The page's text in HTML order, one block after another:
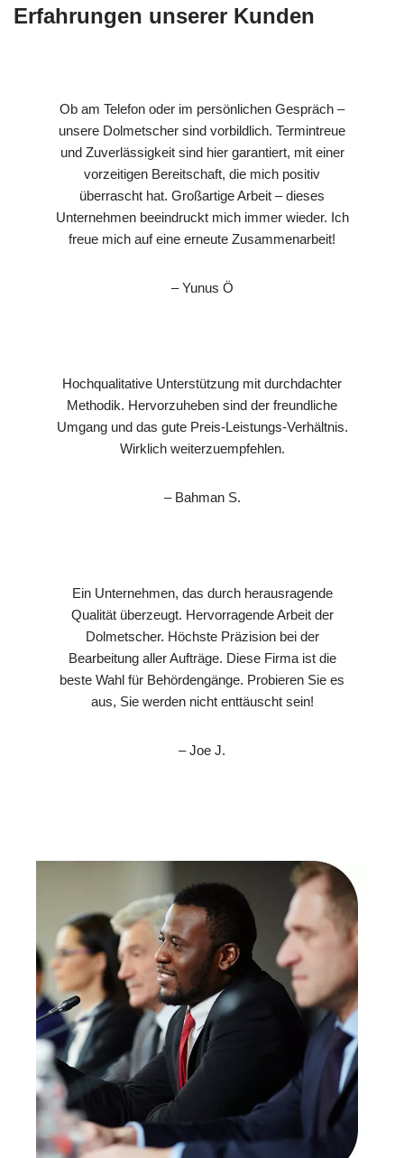
Erfahrungen unserer Kunden
Ob am Telefon oder im persönlichen Gespräch –
unsere Dolmetscher sind vorbildlich. Termintreue
und Zuverlässigkeit sind hier garantiert, mit einer
vorzeitigen Bereitschaft, die mich positiv
überrascht hat. Großartige Arbeit – dieses
Unternehmen beeindruckt mich immer wieder. Ich
freue mich auf eine erneute Zusammenarbeit!
– Yunus Ö
Hochqualitative Unterstützung mit durchdachter
Methodik. Hervorzuheben sind der freundliche
Umgang und das gute Preis-Leistungs-Verhältnis.
Wirklich weiterzuempfehlen.
– Bahman S.
Ein Unternehmen, das durch herausragende
Qualität überzeugt. Hervorragende Arbeit der
Dolmetscher. Höchste Präzision bei der
Bearbeitung aller Aufträge. Diese Firma ist die
beste Wahl für Behördengänge. Probieren Sie es
aus, Sie werden nicht enttäuscht sein!
– Joe J.